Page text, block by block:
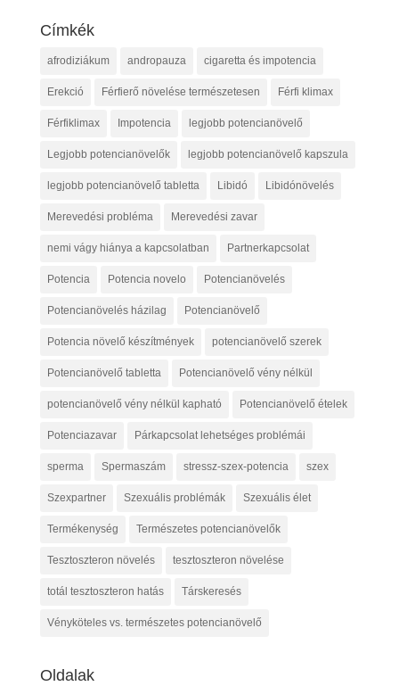
Címkék
afrodiziákum andropauza cigaretta és impotencia
Erekció Férfierő növelése természetesen Férfi klimax
Férfiklimax Impotencia legjobb potencianövelő
Legjobb potencianövelők legjobb potencianövelő kapszula
legjobb potencianövelő tabletta Libidó Libidónövelés
Merevedési probléma Merevedési zavar
nemi vágy hiánya a kapcsolatban Partnerkapcsolat
Potencia Potencia novelo Potencianövelés
Potencianövelés házilag Potencianövelő
Potencia növelő készítmények potencianövelő szerek
Potencianövelő tabletta Potencianövelő vény nélkül
potencianövelő vény nélkül kapható Potencianövelő ételek
Potenciazavar Párkapcsolat lehetséges problémái
sperma Spermaszám stressz-szex-potencia szex
Szexpartner Szexuális problémák Szexuális élet
Termékenység Természetes potencianövelők
Tesztoszteron növelés tesztoszteron növelése
totál tesztoszteron hatás Társkeresés
Vényköteles vs. természetes potencianövelő
Oldalak